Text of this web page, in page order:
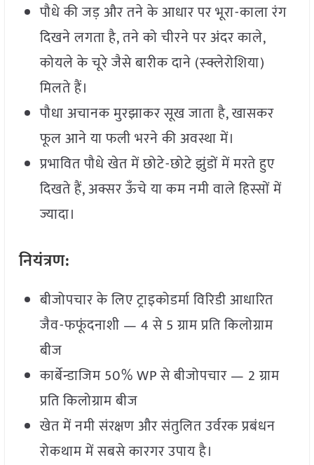
पौधे की जड़ और तने के आधार पर भूरा-काला रंग
दिखने लगता है, तने को चीरने पर अंदर काले,
कोयले के चूरे जैसे बारीक दाने (स्क्लेरोशिया)
मिलते हैं।
पौधा अचानक मुरझाकर सूख जाता है, खासकर
फूल आने या फली भरने की अवस्था में।
प्रभावित पौधे खेत में छोटे-छोटे झुंडों में मरते हुए
दिखते हैं, अक्सर ऊँचे या कम नमी वाले हिस्सों में
ज्यादा।
नियंत्रण:
बीजोपचार के लिए ट्राइकोडर्मा विरिडी आधारित
जैव-फफूंदनाशी — 4 से 5 ग्राम प्रति किलोग्राम
बीज
कार्बेन्डाजिम 50% WP से बीजोपचार — 2 ग्राम
प्रति किलोग्राम बीज
खेत में नमी संरक्षण और संतुलित उर्वरक प्रबंधन
रोकथाम में सबसे कारगर उपाय है।